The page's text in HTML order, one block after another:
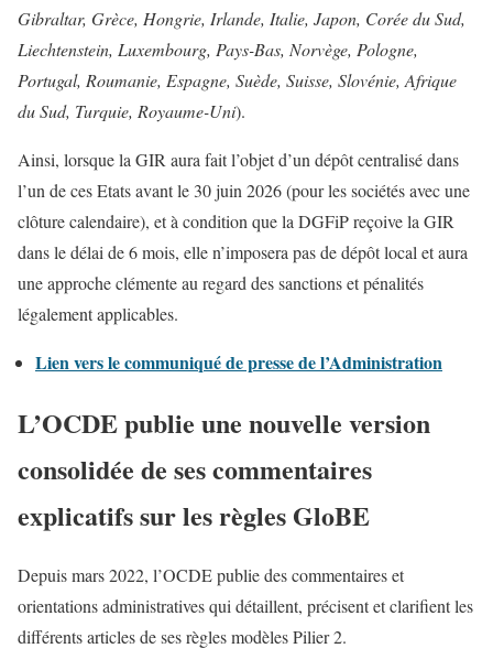
Gibraltar, Grèce, Hongrie, Irlande, Italie, Japon, Corée du Sud,
Liechtenstein, Luxembourg, Pays-Bas, Norvège, Pologne,
Portugal, Roumanie, Espagne, Suède, Suisse, Slovénie, Afrique
du Sud, Turquie, Royaume-Uni).
Ainsi, lorsque la GIR aura fait l’objet d’un dépôt centralisé dans
l’un de ces Etats avant le 30 juin 2026 (pour les sociétés avec une
clôture calendaire), et à condition que la DGFiP reçoive la GIR
dans le délai de 6 mois, elle n’imposera pas de dépôt local et aura
une approche clémente au regard des sanctions et pénalités
légalement applicables.
Lien vers le communiqué de presse de l’Administration
L’OCDE publie une nouvelle version
consolidée de ses commentaires
explicatifs sur les règles GloBE
Depuis mars 2022, l’OCDE publie des commentaires et
orientations administratives qui détaillent, précisent et clarifient les
différents articles de ses règles modèles Pilier 2.